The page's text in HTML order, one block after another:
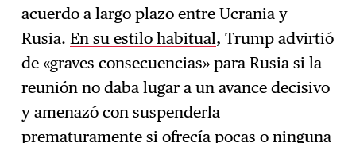
acuerdo a largo plazo entre Ucrania y
Rusia.En su estilo habitual, Trump advirtió
de «graves consecuencias» para Rusia si la
reunión no daba lugar a un avance decisivo
y amenazó con suspenderla
prematuramente si ofrecía pocas o ninguna